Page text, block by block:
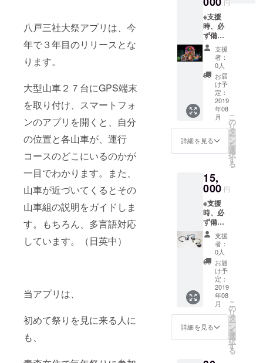
八戸三社大祭アプリは、今
年で３年目のリリースとな
ります。
大型山車２７台にGPS端末
を取り付け、スマートフォ
ンのアプリを開くと、自分
の位置と各山車が、運行
コースのどこにいるのかが
一目でわかります。また、
山車が近づいてくるとその
山車組の説明をガイドしま
す。もちろん、多言語対応
しています。（日英中）
当アプリは、
初めて祭りを見に来る人に
も、
よりク
レジッ
トとい
うメ
ニュー
から
入って
いただ
きます
と、ご
協力い
ただき
ました
方のお
名前を
いただ
きま
す。あ
らかじ
めご了
承くだ
さい。
また、
掲載不
要の際
は、備
考欄に
てお知
らせく
ださい
ますよ
うお願
円
※支援
時、必
ず備考
欄にご
希望の
お名前
をご記
入くだ
さい。
※お名前
クレ
ジット
につい
て アプ
リ画面
のトッ
ジより
クレ
ジット
という
メ
ニュー
から
入って
いただ
きます
と、ご
協力い
ただき
ました
方のお
名前を
一覧に
支援
者：
0人
お届
け予
定：
2019
年08
月
詳細を見る
こ
の
リ
タ
ー
ン
を
選
択
す
る
15,
000 円
※支援
時、必
ず備考
欄にご
希望の
お名前
をご記
入くだ
さい。
※お名前
クレ
ジット
につい
て アプ
リ画面
のトッ
支援
者：
0人
お届
け予
定：
2019
年08
月
詳細を見る
こ
の
リ
タ
ー
ン
を
選
択
す
る